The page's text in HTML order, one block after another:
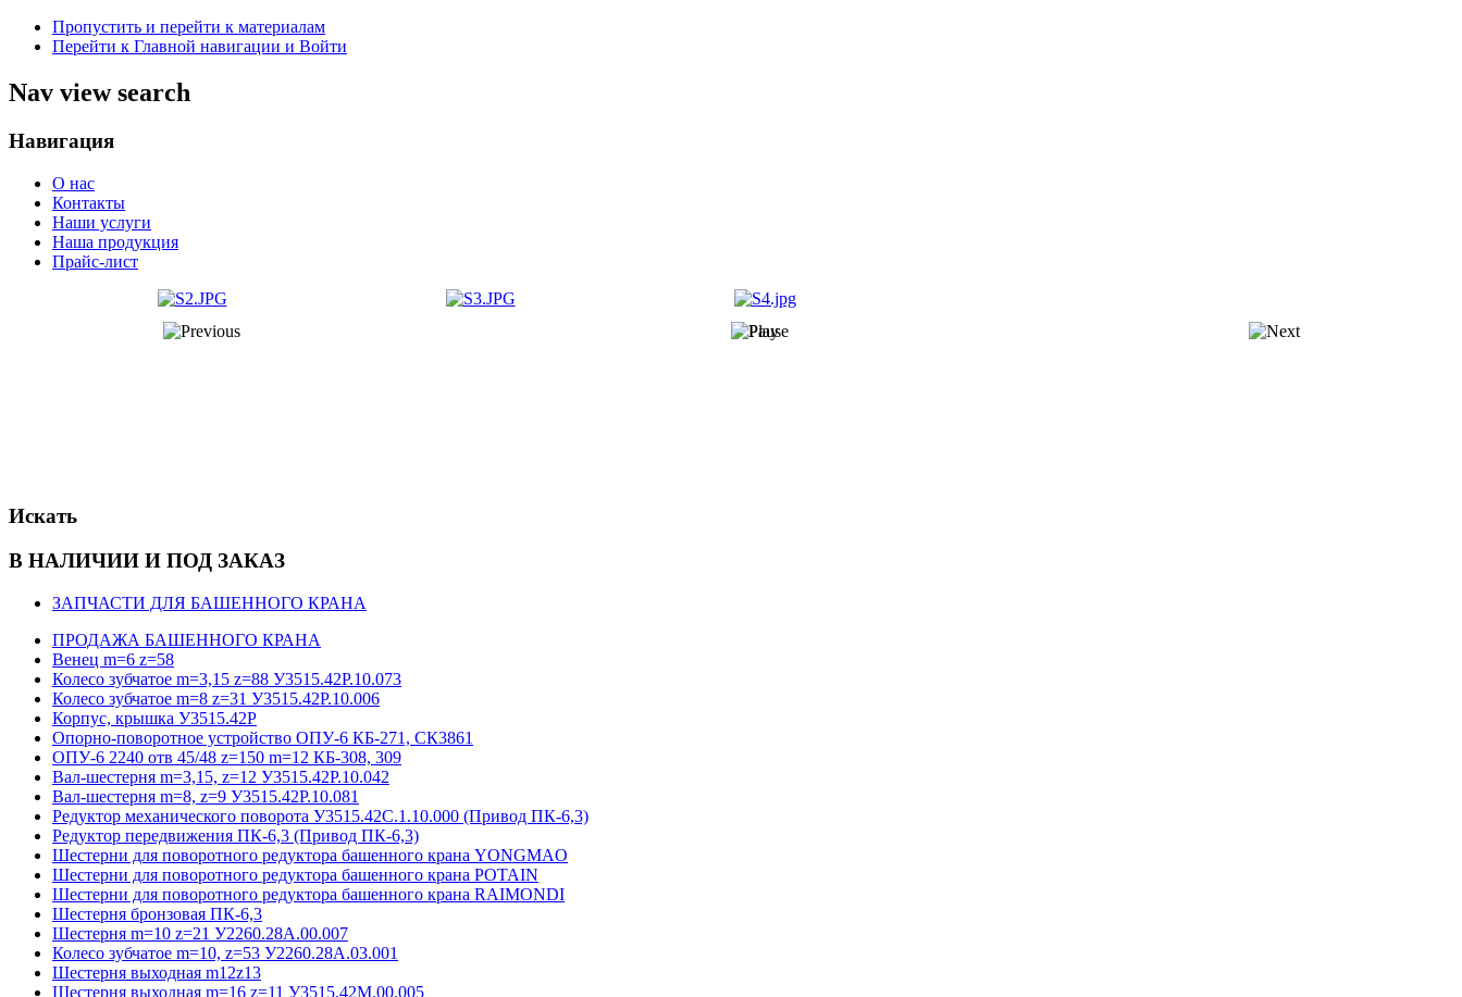
Пропустить и перейти к материалам
Перейти к Главной навигации и Войти
Nav view search
Навигация
О нас
Контакты
Наши услуги
Наша продукция
Прайс-лист
Искать
В НАЛИЧИИ И ПОД ЗАКАЗ
ЗАПЧАСТИ ДЛЯ БАШЕННОГО КРАНА
ПРОДАЖА БАШЕННОГО КРАНА
Венец m=6 z=58
Колесо зубчатое m=3,15 z=88 У3515.42Р.10.073
Колесо зубчатое m=8 z=31 У3515.42Р.10.006
Корпус, крышка У3515.42Р
Опорно-поворотное устройство ОПУ-6 КБ-271, СК3861
ОПУ-6 2240 отв 45/48 z=150 m=12 КБ-308, 309
Вал-шестерня m=3,15, z=12 У3515.42Р.10.042
Вал-шестерня m=8, z=9 У3515.42Р.10.081
Редуктор механического поворота У3515.42С.1.10.000 (Привод ПК-6,3)
Редуктор передвижения ПК-6,3 (Привод ПК-6,3)
Шестерни для поворотного редуктора башенного крана YONGMAO
Шестерни для поворотного редуктора башенного крана POTAIN
Шестерни для поворотного редуктора башенного крана RAIMONDI
Шестерня бронзовая ПК-6,3
Шестерня m=10 z=21 У2260.28А.00.007
Колесо зубчатое m=10, z=53 У2260.28А.03.001
Шестерня выходная m12z13
Шестерня выходная m=16 z=11 У3515.42М.00.005